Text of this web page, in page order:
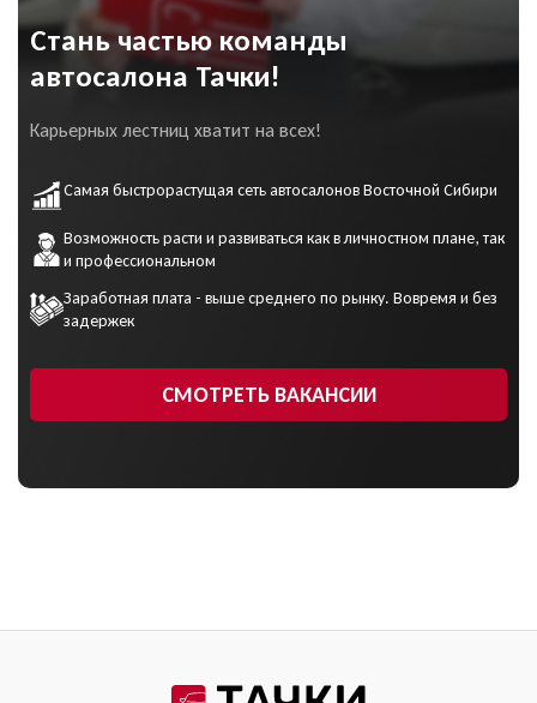
Стань частью команды
автосалона Тачки!
Карьерных лестниц хватит на всех!
Самая быстрорастущая сеть автосалонов Восточной Сибири
Возможность расти и развиваться как в личностном плане, так
и профессиональном
Заработная плата - выше среднего по рынку. Вовремя и без
задержек
СМОТРЕТЬ ВАКАНСИИ